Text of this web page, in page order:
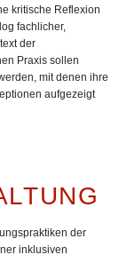
kritische Reflexion
fachlicher,
der
Praxis sollen
mit denen ihre
aufgezeigt
der
inklusiven